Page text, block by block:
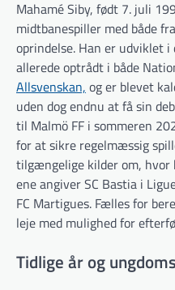
Mahamé Siby, født 7. juli
midtbanespiller med både
oprindelse. Han er udviklet
allerede optrådt i både
Allsvenskan, og er blevet
uden dog endnu at få sin
til Malmö FF i sommeren
for at sikre regelmæssig
tilgængelige kilder om, hvor
ene angiver SC Bastia i
FC Martigues. Fælles for
leje med mulighed for
Tidlige år og